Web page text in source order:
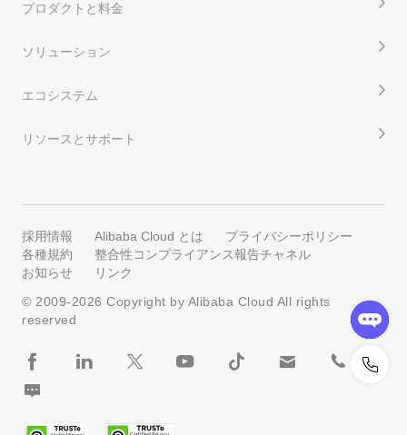
高速で安定、カスタマイズ可能なコンテンツ配信サービ
す。
AI を活用した高品質な放送サービスを、スポーツやイベ
ント向けに低コストで提供します。
プロダクトと料金
ソリューション
エコシステム
リソースとサポート
採用情報 Alibaba Cloud とは
プライバシーポリシー
各種規約
整合性コンプライアンス報告チャネル
お知らせ
リンク
© 2009-2026 Copyright by Alibaba Cloud All rights
reserved